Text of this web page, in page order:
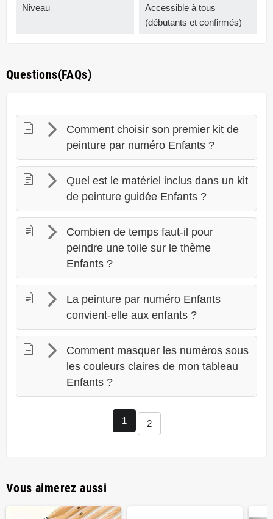
Niveau
Accessible à tous
(débutants et confirmés)
Questions(FAQs)
Comment choisir son premier kit de
peinture par numéro Enfants ?
Quel est le matériel inclus dans un kit
de peinture guidée Enfants ?
Combien de temps faut-il pour
peindre une toile sur le thème
Enfants ?
La peinture par numéro Enfants
convient-elle aux enfants ?
Comment masquer les numéros sous
les couleurs claires de mon tableau
Enfants ?
1 2
Vous aimerez aussi